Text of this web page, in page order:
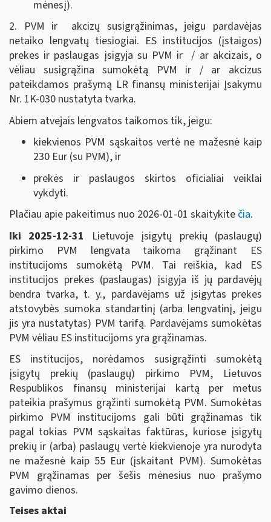
mėnesį).
2. PVM ir akcizų susigrąžinimas, jeigu pardavėjas
netaiko lengvatų tiesiogiai. ES institucijos (įstaigos)
prekes ir paslaugas įsigyja su PVM ir / ar akcizais, o
vėliau susigrąžina sumokėtą PVM ir / ar akcizus
pateikdamos prašymą LR finansų ministerijai Įsakymu
Nr. 1K-030 nustatyta tvarka.
Abiem atvejais lengvatos taikomos tik, jeigu:
kiekvienos PVM sąskaitos vertė ne mažesnė kaip
230 Eur (su PVM), ir
prekės ir paslaugos skirtos oficialiai veiklai
vykdyti.
Plačiau apie pakeitimus nuo 2026-01-01 skaitykite čia.
Iki 2025-12-31 Lietuvoje įsigytų prekių (paslaugų)
pirkimo PVM lengvata taikoma grąžinant ES
institucijoms sumokėtą PVM. Tai reiškia, kad ES
institucijos prekes (paslaugas) įsigyja iš jų pardavėjų
bendra tvarka, t. y., pardavėjams už įsigytas prekes
atstovybės sumoka standartinį (arba lengvatinį, jeigu
jis yra nustatytas) PVM tarifą. Pardavėjams sumokėtas
PVM vėliau ES institucijoms yra grąžinamas.
ES institucijos, norėdamos susigrąžinti sumokėtą
įsigytų prekių (paslaugų) pirkimo PVM, Lietuvos
Respublikos finansų ministerijai kartą per metus
pateikia prašymus grąžinti sumokėtą PVM. Sumokėtas
pirkimo PVM institucijoms gali būti grąžinamas tik
pagal tokias PVM sąskaitas faktūras, kuriose įsigytų
prekių ir (arba) paslaugų vertė kiekvienoje yra nurodyta
ne mažesnė kaip 55 Eur (įskaitant PVM). Sumokėtas
PVM grąžinamas per šešis mėnesius nuo prašymo
gavimo dienos.
Teises aktai